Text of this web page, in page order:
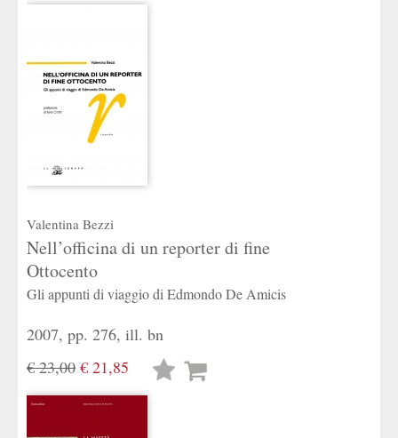
Valentina Bezzi
Nell’officina di un reporter di fine
Ottocento
Gli appunti di viaggio di Edmondo De Amicis
2007, pp. 276, ill. bn
€ 23,00 € 21,85
Lista